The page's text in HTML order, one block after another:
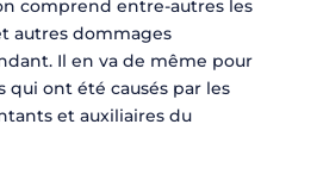
comprend entre-autres les
autres dommages
Il en va de même pour
qui ont été causés par les
et auxiliaires du